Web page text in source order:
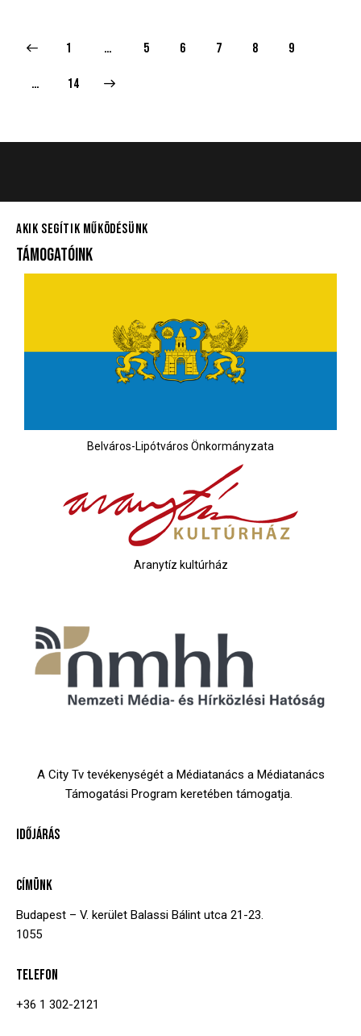
1 … 5 6 7 8 9
… 14
AKIK SEGÍTIK MŰKÖDÉSÜNK
TÁMOGATÓINK
Belváros-Lipótváros Önkormányzata
Aranytíz kultúrház
A City Tv tevékenységét a Médiatanács a Médiatanács
Támogatási Program keretében támogatja.
IDŐJÁRÁS
CÍMÜNK
Budapest – V. kerület Balassi Bálint utca 21-23.
1055
TELEFON
+36 1 302-2121